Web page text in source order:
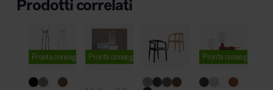
Prodotti correlati
Pronta consegna Pronta consegna Pronta consegna